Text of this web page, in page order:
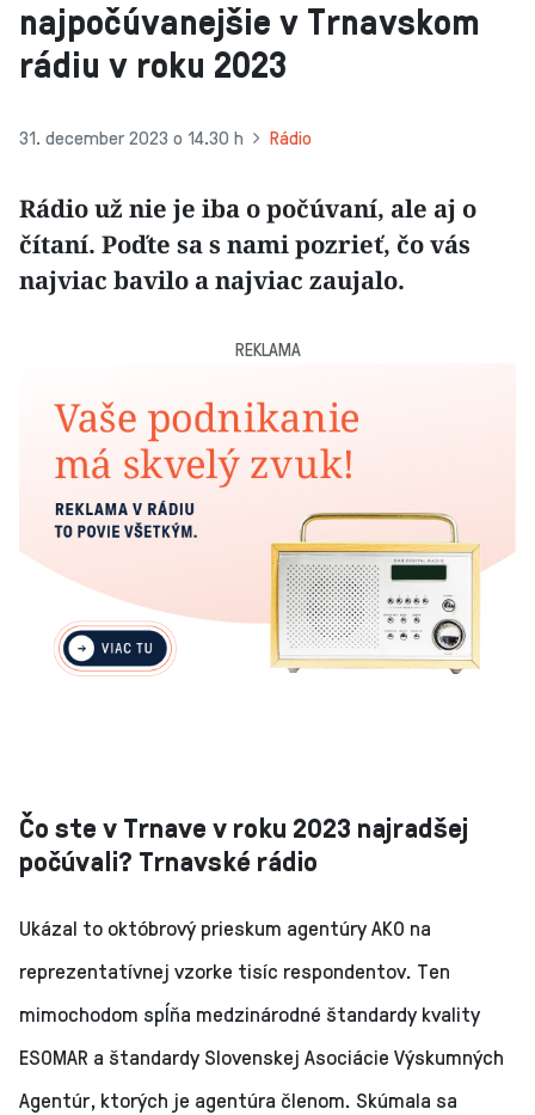
najpočúvanejšie v Trnavskom
rádiu v roku 2023
31. december 2023 o 14.30 h Rádio
Rádio už nie je iba o počúvaní, ale aj o
čítaní. Poďte sa s nami pozrieť, čo vás
najviac bavilo a najviac zaujalo.
REKLAMA
Čo ste v Trnave v roku 2023 najradšej
počúvali? Trnavské rádio
Ukázal to októbrový prieskum agentúry AKO na
reprezentatívnej vzorke tisíc respondentov. Ten
mimochodom spĺňa medzinárodné štandardy kvality
ESOMAR a štandardy Slovenskej Asociácie Výskumných
Agentúr, ktorých je agentúra členom. Skúmala sa